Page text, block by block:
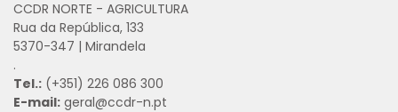
CCDR NORTE - AGRICULTURA
Rua da República, 133
5370-347 | Mirandela
.
Tel.: (+351) 226 086 300
E-mail: geral@ccdr-n.pt